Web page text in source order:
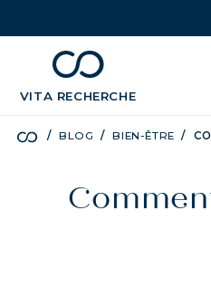
VITA RECHERCHE
chevron_leftBÉNÉFICES
BLOG BIEN-ÊTRE